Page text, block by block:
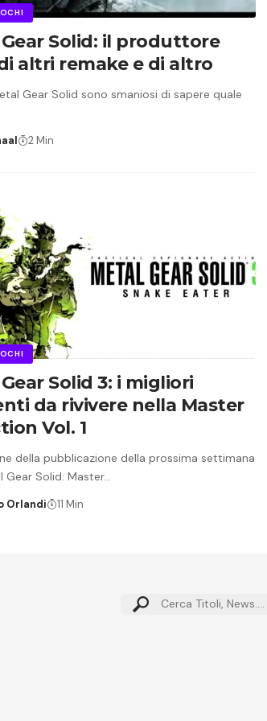
Solid: il produttore
altri remake e di altro
Gear Solid sono smaniosi di sapere quale
2 Min
Solid 3: i migliori
da rivivere nella Master
Vol. 1
della pubblicazione della prossima settimana
Gear Solid: Master…
Orlandi 11 Min
Cerca: